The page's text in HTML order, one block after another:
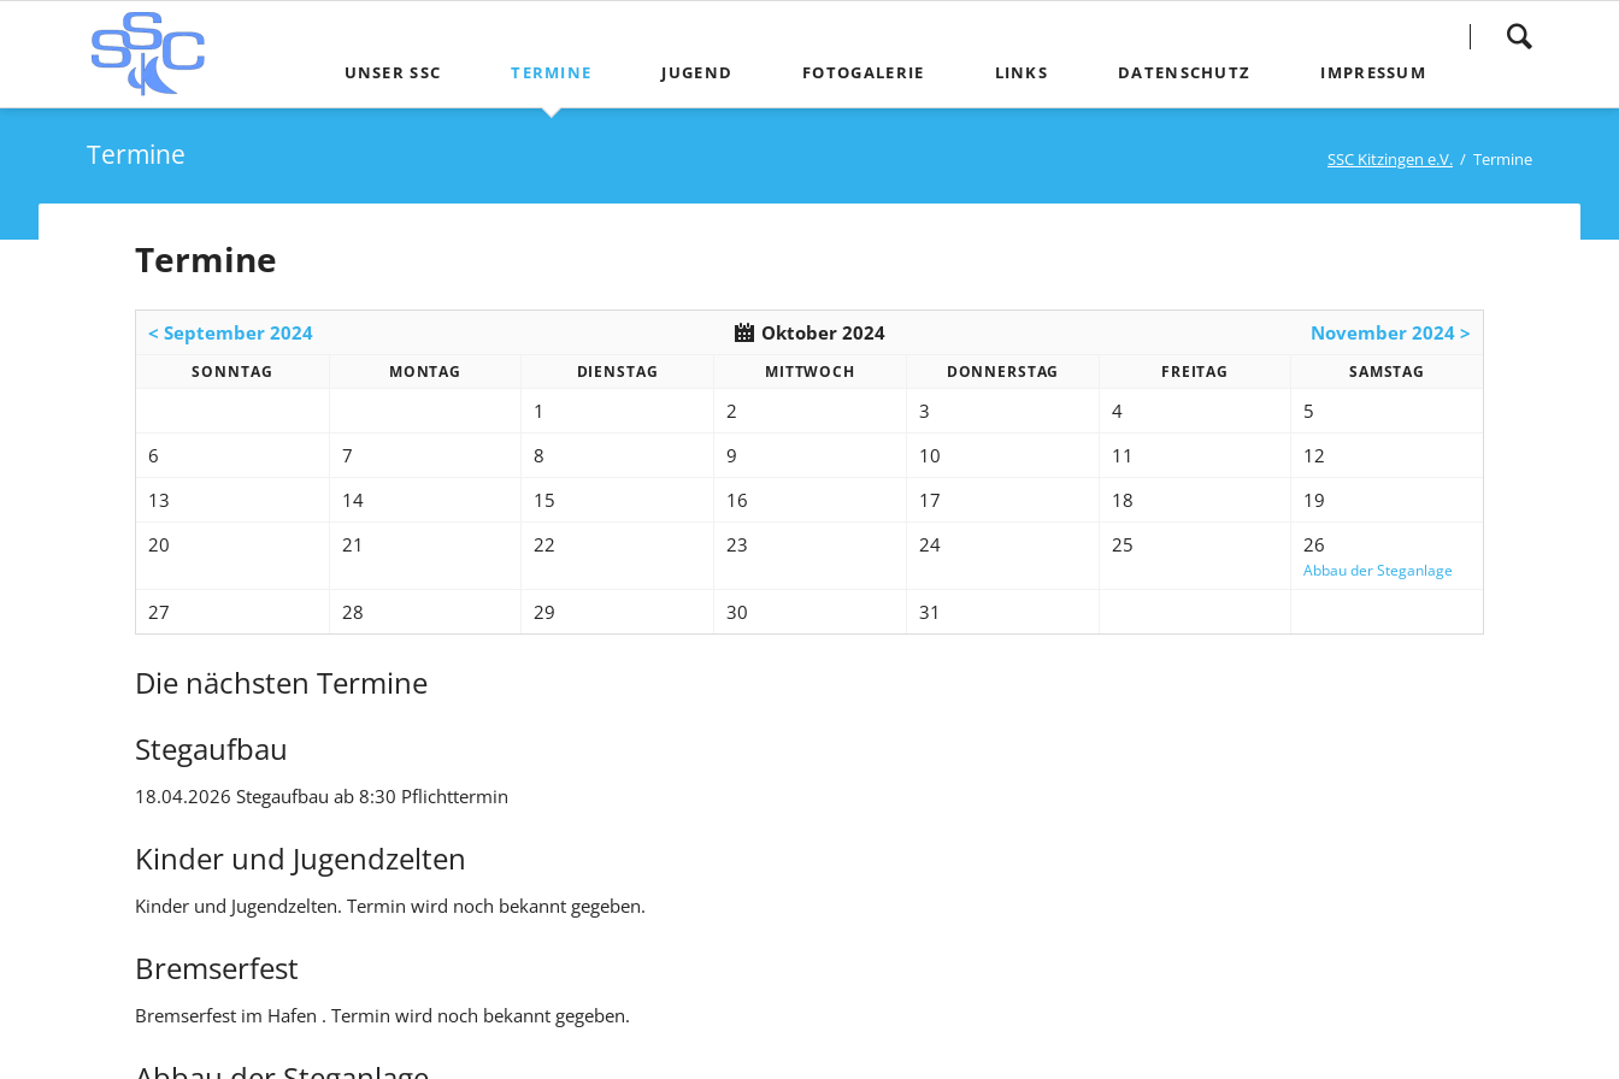
Navigation
UNSER SSC TERMINE JUGEND FOTOGALERIE LINKS DATENSCHUTZ IMPRESSUM
Termine SSC Kitzingen e.V. Termine
Termine
< September 2024 Oktober 2024 November 2024 >
SONNTAG MONTAG DIENSTAG MITTWOCH DONNERSTAG FREITAG SAMSTAG
1 2 3 4
5
6
7 8 9 10 11
12
13
14 15 16 17 18
19
20
21 22 23 24 25 26
Abbau der Steganlage
27 28 29 30 31
Die nächsten Termine
Stegaufbau
18.04.2026 Stegaufbau ab 8:30 Pflichttermin
Kinder und Jugendzelten
Kinder und Jugendzelten. Termin wird noch bekannt gegeben.
Bremserfest
Bremserfest im Hafen . Termin wird noch bekannt gegeben.